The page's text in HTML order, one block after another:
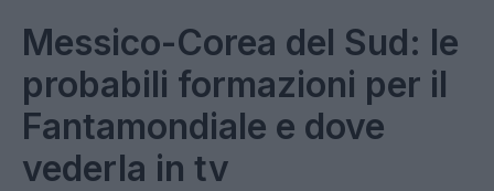
Messico-Corea del Sud: le
probabili formazioni per il
Fantamondiale e dove
vederla in tv